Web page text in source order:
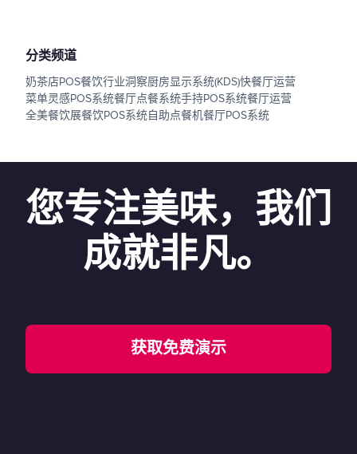
分类频道
奶茶店POS餐饮行业洞察厨房显示系统(KDS)快餐厅运营
菜单灵感POS系统餐厅点餐系统手持POS系统餐厅运营
全美餐饮展餐饮POS系统自助点餐机餐厅POS系统
您专注美味，我们
成就非凡。
获取免费演示